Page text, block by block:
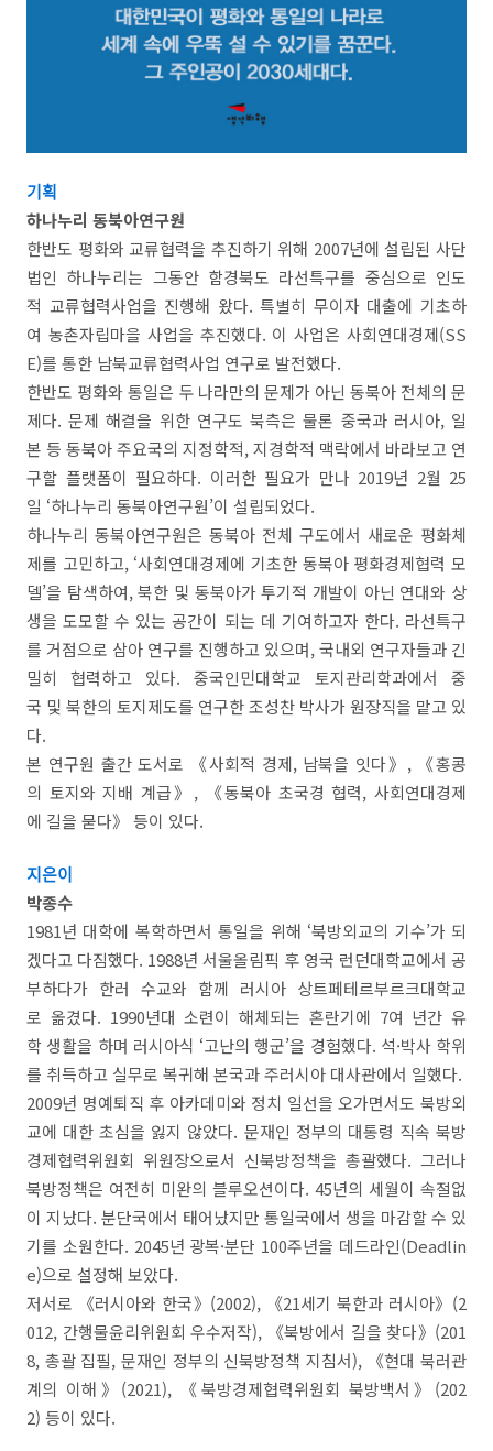
기획
하나누리 동북아연구원
한반도 평화와 교류협력을 추진하기 위해 2007년에 설립된 사단
법인 하나누리는 그동안 함경북도 라선특구를 중심으로 인도
적 교류협력사업을 진행해 왔다. 특별히 무이자 대출에 기초하
여 농촌자립마을 사업을 추진했다. 이 사업은 사회연대경제(SS
E)를 통한 남북교류협력사업 연구로 발전했다.
한반도 평화와 통일은 두 나라만의 문제가 아닌 동북아 전체의 문
제다. 문제 해결을 위한 연구도 북측은 물론 중국과 러시아, 일
본 등 동북아 주요국의 지정학적, 지경학적 맥락에서 바라보고 연
구할 플랫폼이 필요하다. 이러한 필요가 만나 2019년 2월 25
일 ‘하나누리 동북아연구원’이 설립되었다.
하나누리 동북아연구원은 동북아 전체 구도에서 새로운 평화체
제를 고민하고, ‘사회연대경제에 기초한 동북아 평화경제협력 모
델’을 탐색하여, 북한 및 동북아가 투기적 개발이 아닌 연대와 상
생을 도모할 수 있는 공간이 되는 데 기여하고자 한다. 라선특구
를 거점으로 삼아 연구를 진행하고 있으며, 국내외 연구자들과 긴
밀히 협력하고 있다. 중국인민대학교 토지관리학과에서 중
국 및 북한의 토지제도를 연구한 조성찬 박사가 원장직을 맡고 있
다.
본 연구원 출간 도서로 《사회적 경제, 남북을 잇다》, 《홍콩
의 토지와 지배 계급》, 《동북아 초국경 협력, 사회연대경제
에 길을 묻다》 등이 있다.
지은이
박종수
1981년 대학에 복학하면서 통일을 위해 ‘북방외교의 기수’가 되
겠다고 다짐했다. 1988년 서울올림픽 후 영국 런던대학교에서 공
부하다가 한러 수교와 함께 러시아 상트페테르부르크대학교
로 옮겼다. 1990년대 소련이 해체되는 혼란기에 7여 년간 유
학 생활을 하며 러시아식 ‘고난의 행군’을 경험했다. 석·박사 학위
를 취득하고 실무로 복귀해 본국과 주러시아 대사관에서 일했다.
2009년 명예퇴직 후 아카데미와 정치 일선을 오가면서도 북방외
교에 대한 초심을 잃지 않았다. 문재인 정부의 대통령 직속 북방
경제협력위원회 위원장으로서 신북방정책을 총괄했다. 그러나
북방정책은 여전히 미완의 블루오션이다. 45년의 세월이 속절없
이 지났다. 분단국에서 태어났지만 통일국에서 생을 마감할 수 있
기를 소원한다. 2045년 광복·분단 100주년을 데드라인(Deadlin
e)으로 설정해 보았다.
저서로 《러시아와 한국》(2002), 《21세기 북한과 러시아》(2
012, 간행물윤리위원회 우수저작), 《북방에서 길을 찾다》(201
8, 총괄 집필, 문재인 정부의 신북방정책 지침서), 《현대 북러관
계의 이해》(2021), 《북방경제협력위원회 북방백서》(202
2) 등이 있다.